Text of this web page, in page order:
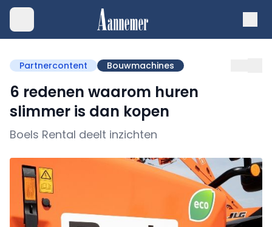
Partnercontent Bouwmachines
6 redenen waarom huren
slimmer is dan kopen
Boels Rental deelt inzichten